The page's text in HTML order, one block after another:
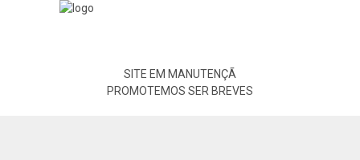
SITE EM MANUTENÇÃ
PROMOTEMOS SER BREVES